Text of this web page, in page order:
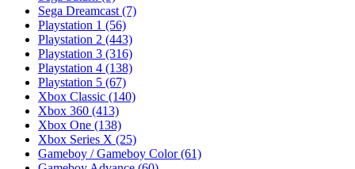
Sega Dreamcast (7)
Playstation 1 (56)
Playstation 2 (443)
Playstation 3 (316)
Playstation 4 (138)
Playstation 5 (67)
Xbox Classic (140)
Xbox 360 (413)
Xbox One (138)
Xbox Series X (25)
Gameboy / Gameboy Color(61)